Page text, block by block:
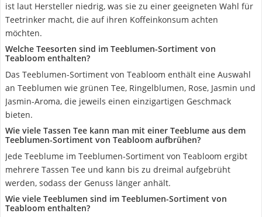
ist laut Hersteller niedrig, was sie zu einer geeigneten Wahl für
Teetrinker macht, die auf ihren Koffeinkonsum achten
möchten.
Welche Teesorten sind im Teeblumen-Sortiment von
Teabloom enthalten?
Das Teeblumen-Sortiment von Teabloom enthält eine Auswahl
an Teeblumen wie grünen Tee, Ringelblumen, Rose, Jasmin und
Jasmin-Aroma, die jeweils einen einzigartigen Geschmack
bieten.
Wie viele Tassen Tee kann man mit einer Teeblume aus dem
Teeblumen-Sortiment von Teabloom aufbrühen?
Jede Teeblume im Teeblumen-Sortiment von Teabloom ergibt
mehrere Tassen Tee und kann bis zu dreimal aufgebrüht
werden, sodass der Genuss länger anhält.
Wie viele Teeblumen sind im Teeblumen-Sortiment von
Teabloom enthalten?